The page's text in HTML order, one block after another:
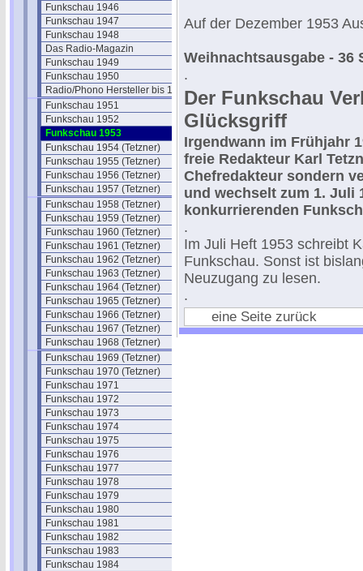
Funkschau 1946
Funkschau 1947
Funkschau 1948
Das Radio-Magazin
Funkschau 1949
Funkschau 1950
Radio/Phono Hersteller bis 1950
Funkschau 1951
Funkschau 1952
Funkschau 1953
Funkschau 1954 (Tetzner)
Funkschau 1955 (Tetzner)
Funkschau 1956 (Tetzner)
Funkschau 1957 (Tetzner)
Funkschau 1958 (Tetzner)
Funkschau 1959 (Tetzner)
Funkschau 1960 (Tetzner)
Funkschau 1961 (Tetzner)
Funkschau 1962 (Tetzner)
Funkschau 1963 (Tetzner)
Funkschau 1964 (Tetzner)
Funkschau 1965 (Tetzner)
Funkschau 1966 (Tetzner)
Funkschau 1967 (Tetzner)
Funkschau 1968 (Tetzner)
Funkschau 1969 (Tetzner)
Funkschau 1970 (Tetzner)
Funkschau 1971
Funkschau 1972
Funkschau 1973
Funkschau 1974
Funkschau 1975
Funkschau 1976
Funkschau 1977
Funkschau 1978
Funkschau 1979
Funkschau 1980
Funkschau 1981
Funkschau 1982
Funkschau 1983
Funkschau 1984
Auf der Dezember 1953
Weihnachtsausgabe - 36
.
Der Funkschau
Glücksgriff
Irgendwann im Frühjahr
freie Redakteur Karl
Chefredakteur sondern
und wechselt zum 1. Juli
konkurrierenden
.
Im Juli Heft 1953 schreibt
Funkschau. Sonst ist
Neuzugang zu lesen.
.
eine Seite zurück